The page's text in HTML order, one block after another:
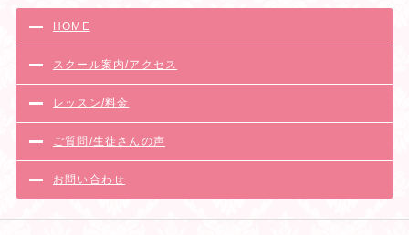
HOME
スクール案内/アクセス
レッスン/料金
ご質問/生徒さんの声
お問い合わせ